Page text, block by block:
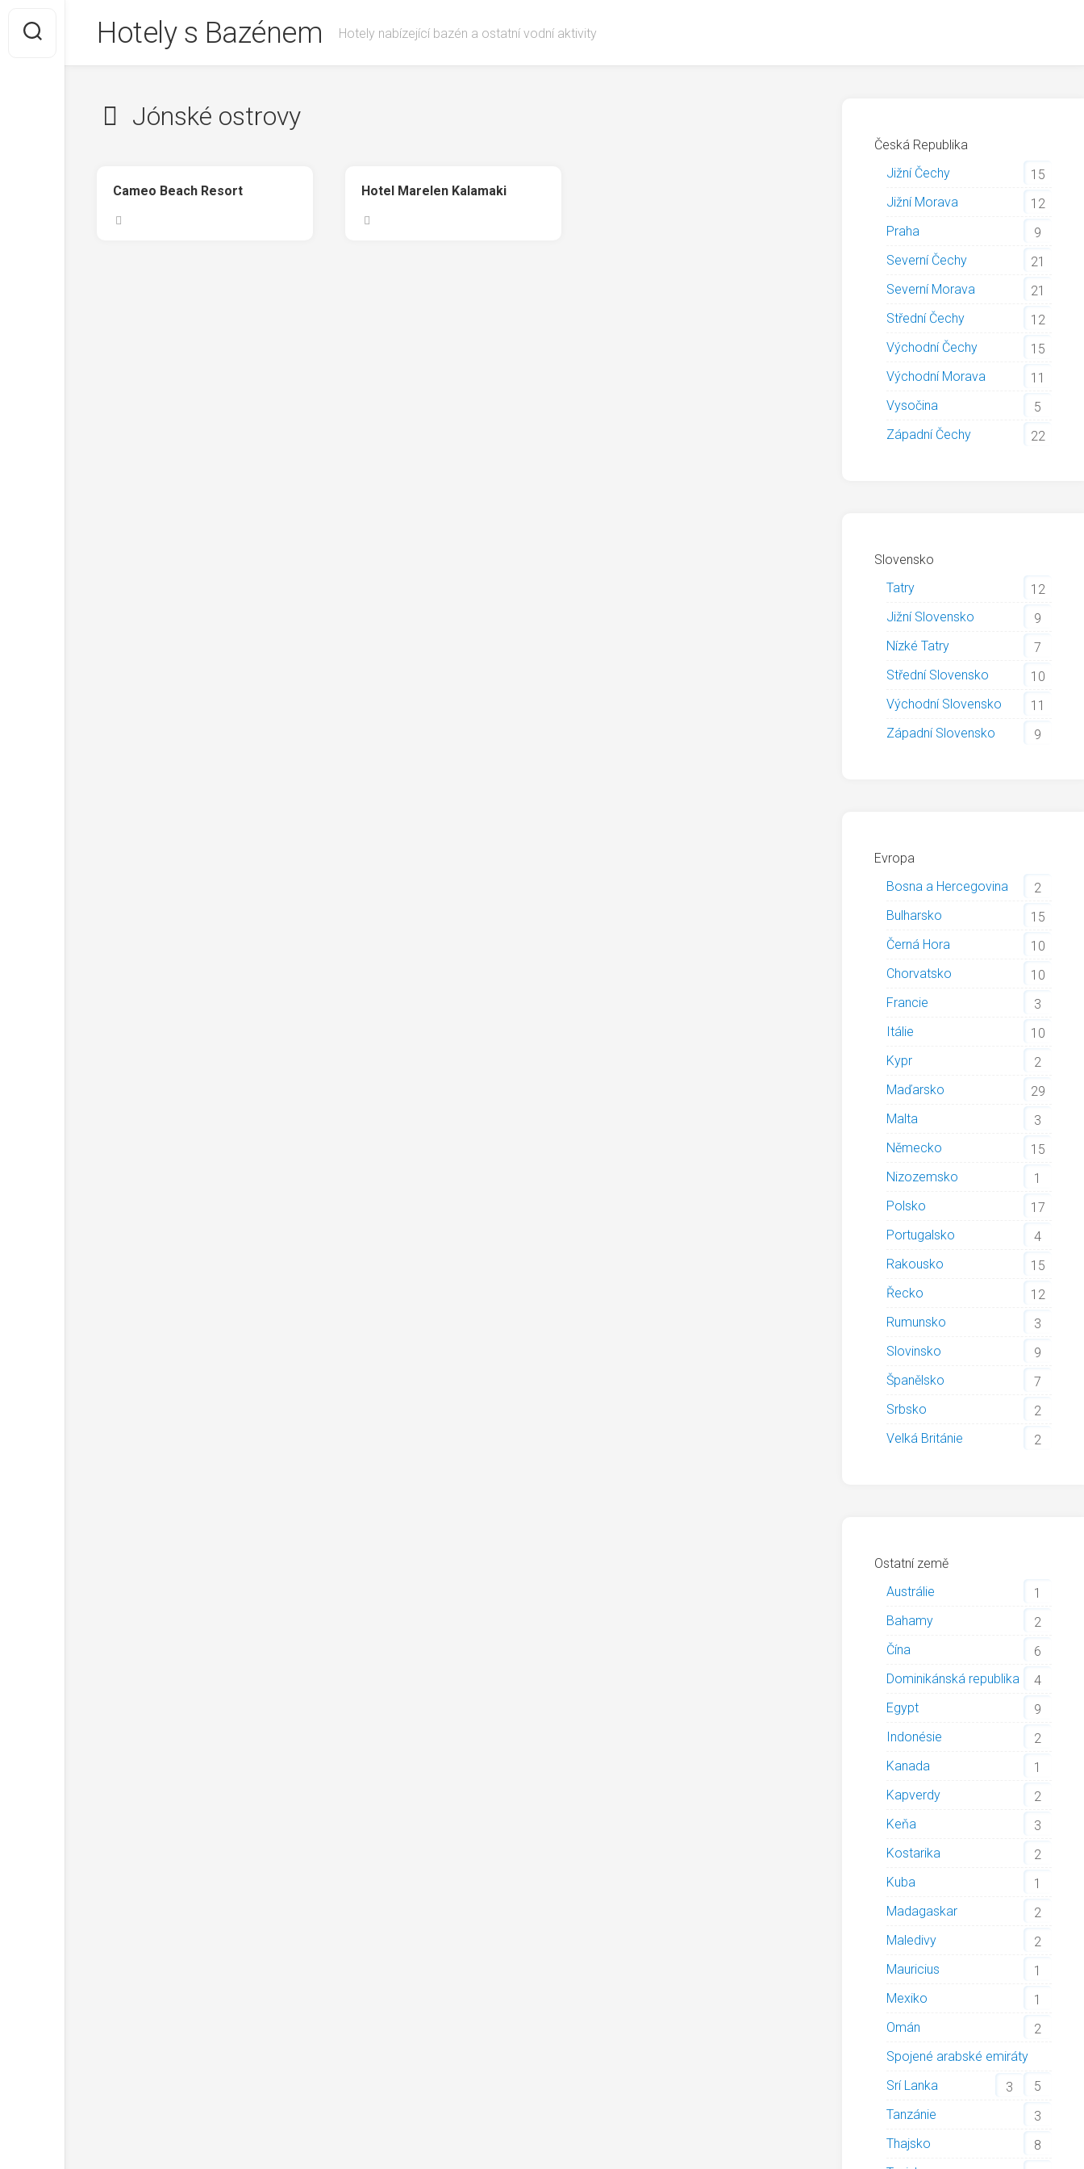
content
Hotely s Bazénem Hotely nabízející bazén a ostatní vodní aktivity
Jónské ostrovy
Cameo Beach Resort Hotel Marelen Kalamaki
Česká Republika
Jižní Čechy
15
Jižní Morava
12
Praha
9
Severní Čechy
21
Severní Morava
21
Střední Čechy
12
Východní Čechy
15
Východní Morava
11
Vysočina
5
Západní Čechy
22
Slovensko
Tatry
12
Jižní Slovensko
9
Nízké Tatry
7
Střední Slovensko
10
Východní Slovensko
11
Západní Slovensko
9
Evropa
Bosna a Hercegovina
2
Bulharsko
15
Černá Hora
10
Chorvatsko
10
Francie
3
Itálie
10
Kypr
2
Maďarsko
29
Malta
3
Německo
15
Nizozemsko
1
Polsko
17
Portugalsko
4
Rakousko
15
Řecko
12
Rumunsko
3
Slovinsko
9
Španělsko
7
Srbsko
2
Velká Británie
2
Ostatní země
Austrálie
1
Bahamy
2
Čína
6
Dominikánská republika
4
Egypt
9
Indonésie
2
Kanada
1
Kapverdy
2
Keňa
3
Kostarika
2
Kuba
1
Madagaskar
2
Maledivy
2
Mauricius
1
Mexiko
1
Omán
2
Spojené arabské emiráty
5
Srí Lanka
3
Tanzánie
3
Thajsko
8